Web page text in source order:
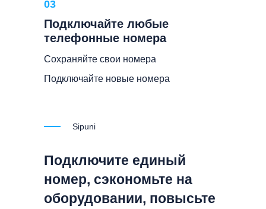
Подключайте любые
телефонные номера
03
Сохраняйте свои номера
Подключайте новые номера
Sipuni
Подключите единый
номер, сэкономьте на
оборудовании, повысьте